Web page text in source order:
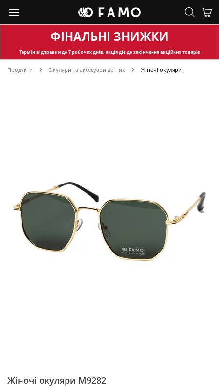
ФІНАЛЬНІ ЗНИЖКИ
Термін відправкидо 7 робочих днів, акція діє до закінчення акційних товарів
Продукти Окуляри та аксесуари до них Жіночі окуляри
Жіночі окуляри М9282